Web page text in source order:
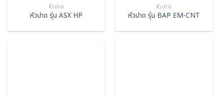
หัวปาด
หัวปาด รุ่น ASX HP
หัวปาด
หัวปาด รุ่น BAP EM-CNT